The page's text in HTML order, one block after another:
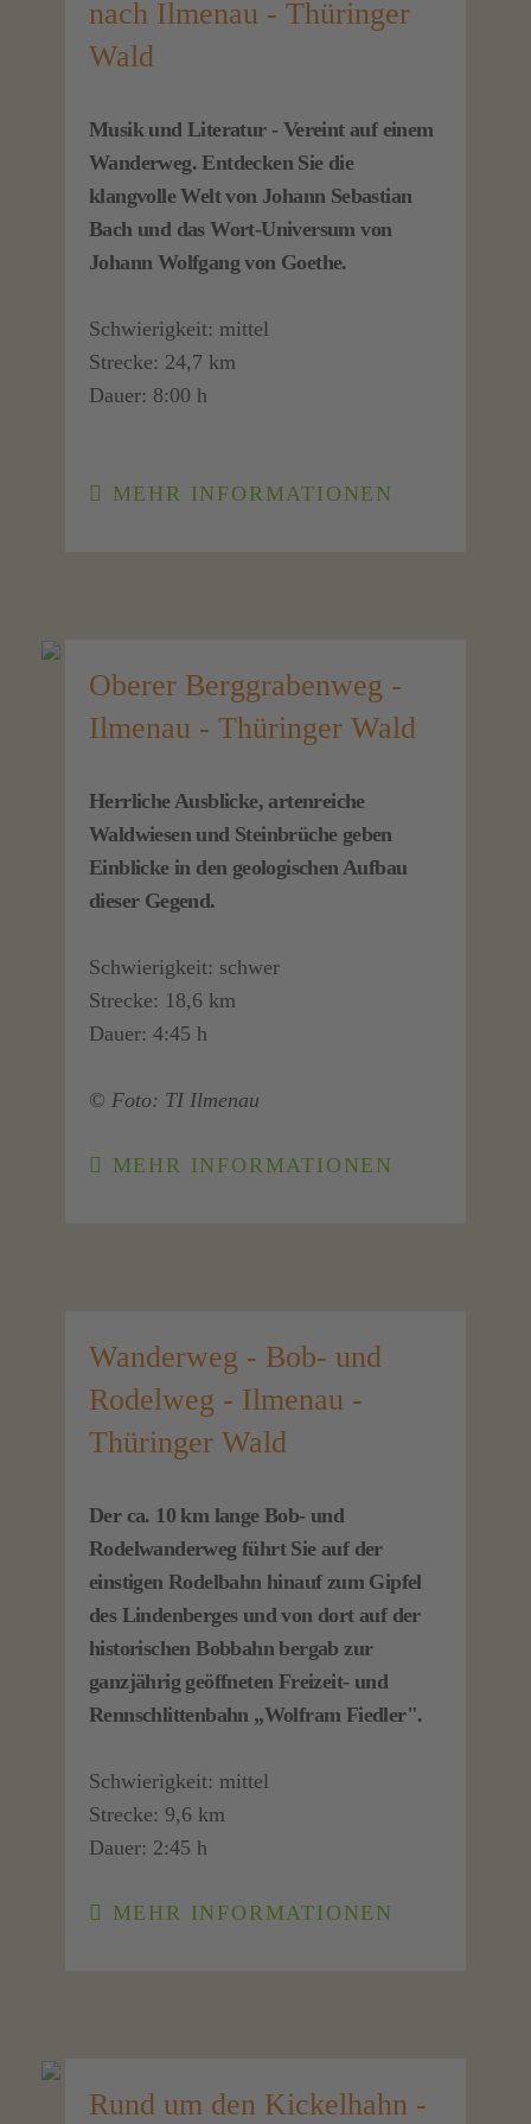
nach Ilmenau - Thüringer
Wald
Musik und Literatur - Vereint auf einem
Wanderweg. Entdecken Sie die
klangvolle Welt von Johann Sebastian
Bach und das Wort-Universum von
Johann Wolfgang von Goethe.
Schwierigkeit: mittel
Strecke: 24,7 km
Dauer: 8:00 h
MEHR INFORMATIONEN
Oberer Berggrabenweg -
Ilmenau - Thüringer Wald
Herrliche Ausblicke, artenreiche
Waldwiesen und Steinbrüche geben
Einblicke in den geologischen Aufbau
dieser Gegend.
Schwierigkeit: schwer
Strecke: 18,6 km
Dauer: 4:45 h
© Foto: TI Ilmenau
MEHR INFORMATIONEN
Wanderweg - Bob- und
Rodelweg - Ilmenau -
Thüringer Wald
Der ca. 10 km lange Bob- und
Rodelwanderweg führt Sie auf der
einstigen Rodelbahn hinauf zum Gipfel
des Lindenberges und von dort auf der
historischen Bobbahn bergab zur
ganzjährig geöffneten Freizeit- und
Rennschlittenbahn „Wolfram Fiedler".
Schwierigkeit: mittel
Strecke: 9,6 km
Dauer: 2:45 h
MEHR INFORMATIONEN
Rund um den Kickelhahn -